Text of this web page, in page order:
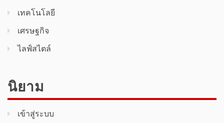
เทคโนโลยี
เศรษฐกิจ
ไลฟ์สไตล์
นิยาม
เข้าสู่ระบบ